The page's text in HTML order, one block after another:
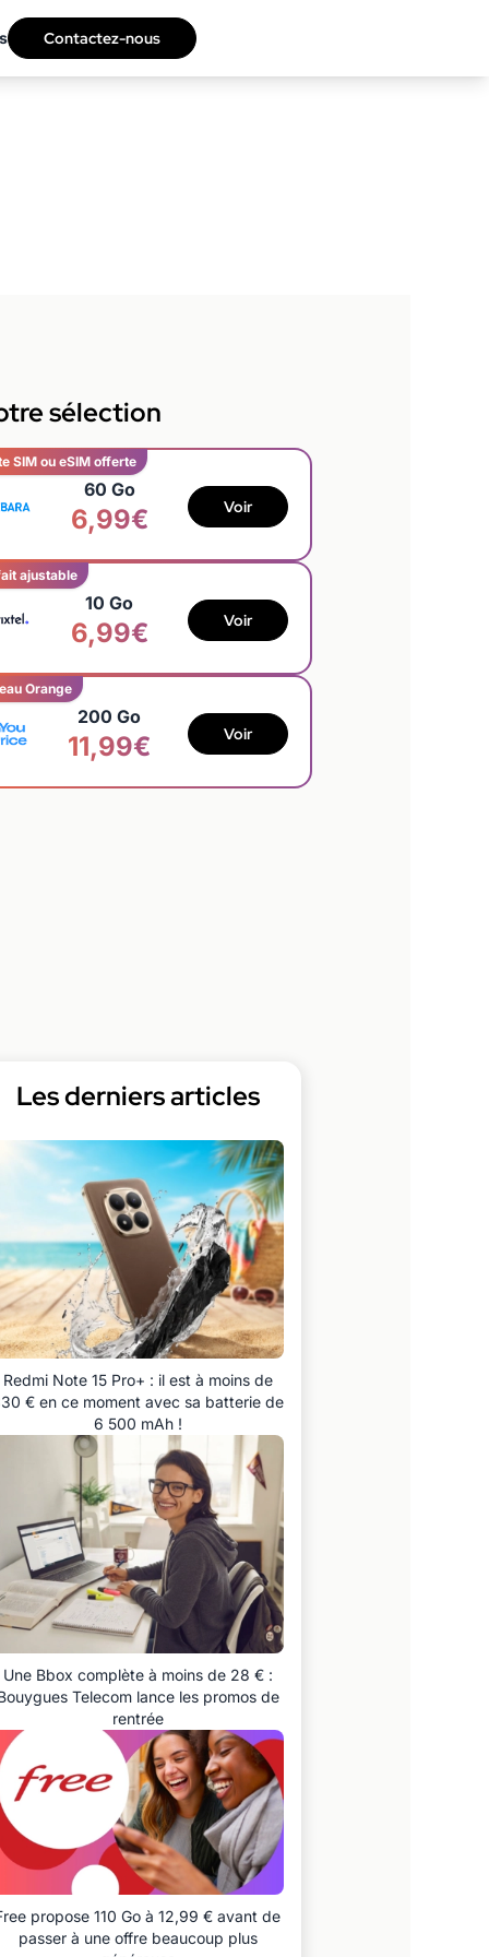
Contactez-nous
sélection
SIM ou eSIM offerte
60 Go
6,99€ Voir
ajustable
10 Go
6,99€ Voir
Orange
200 Go
11,99€ Voir
Les derniers articles
Redmi Note 15 Pro+ : il est à moins de
€ en ce moment avec sa batterie de
6 500 mAh !
Une Bbox complète à moins de 28 € :
Telecom lance les promos de
rentrée
propose 110 Go à 12,99 € avant de
passer à une offre beaucoup plus